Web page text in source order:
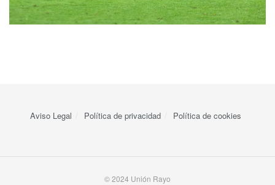
Aviso Legal Política de privacidad Política de cookies
© 2024 Unión Rayo